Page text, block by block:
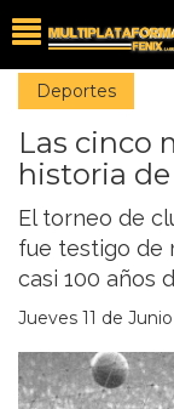
Deportes
Las cinco
historia
El torneo de
fue testigo de
casi 100 años
Jueves 11 de